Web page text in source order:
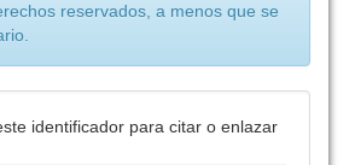
reservados, a menos que se
identificador para citar o enlazar